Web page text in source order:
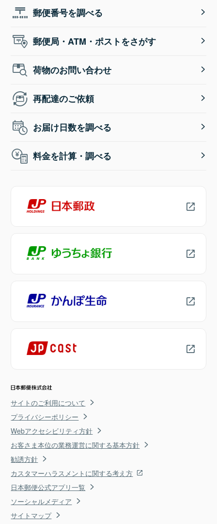
郵便番号を調べる
郵便局・ATM・ポストをさがす
荷物のお問い合わせ
再配達のご依頼
お届け日数を調べる
料金を計算・調べる
サイトのご利用について
プライバシーポリシー
Webアクセシビリティ方針
お客さま本位の業務運営に関する基本方針
勧誘方針
カスタマーハラスメントに関する考え方
日本郵便公式アプリ一覧
ソーシャルメディア
サイトマップ